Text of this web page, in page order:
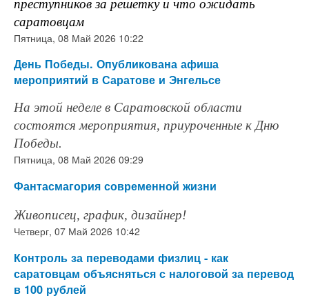
преступников за решетку и что ожидать
саратовцам
Пятница, 08 Май 2026 10:22
День Победы. Опубликована афиша
мероприятий в Саратове и Энгельсе
На этой неделе в Саратовской области
состоятся мероприятия, приуроченные к Дню
Победы.
Пятница, 08 Май 2026 09:29
Фантасмагория современной жизни
Живописец, график, дизайнер!
Четверг, 07 Май 2026 10:42
Контроль за переводами физлиц - как
саратовцам объясняться с налоговой за перевод
в 100 рублей